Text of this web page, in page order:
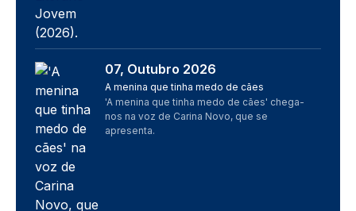
Imagem 07, Outubro 2026
A menina que tinha medo de cães
'A menina que tinha medo de cães' chega-
nos na voz de Carina Novo, que se
apresenta.